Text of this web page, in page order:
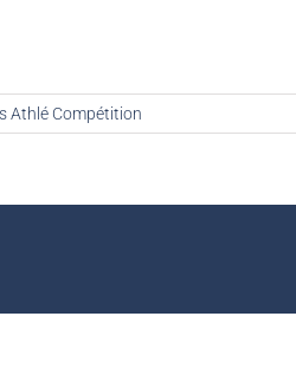
Athlé Compétition